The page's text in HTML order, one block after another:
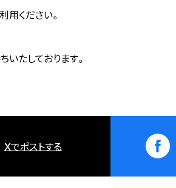
用ください。
たしております。
Xでポストする